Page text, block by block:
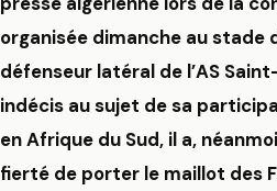
organisée dimanche au stade
défenseur latéral de l’AS
indécis au sujet de sa
en Afrique du Sud, il a,
fierté de porter le maillot des